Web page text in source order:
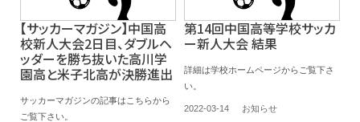
【サッカーマガジン】中国高
校新人大会2日目、ダブルヘ
ッダーを勝ち抜いた高川学
園高と米子北高が決勝進出
サッカーマガジンの記事はこちらから
ご覧下さい。
第14回中国高等学校サッカ
ー新人大会 結果
詳細は学校ホームページからご覧下さ
い。
2022-03-14 お知らせ